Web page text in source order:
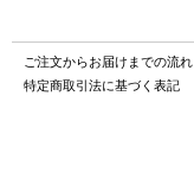
ご注文からお届けまでの流れ
特定商取引法に基づく表記